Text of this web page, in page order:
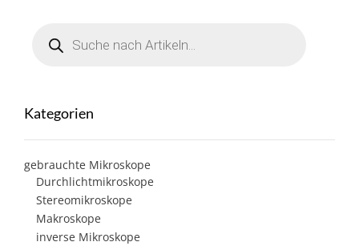
search
Kategorien
gebrauchte Mikroskope
Durchlichtmikroskope
Stereomikroskope
Makroskope
inverse Mikroskope